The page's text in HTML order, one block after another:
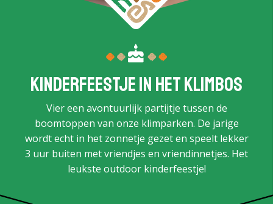
Kinderfeestje in het klimbos
Vier een avontuurlijk partijtje tussen de
boomtoppen van onze klimparken. De jarige
wordt echt in het zonnetje gezet en speelt lekker
3 uur buiten met vriendjes en vriendinnetjes. Het
leukste outdoor kinderfeestje!